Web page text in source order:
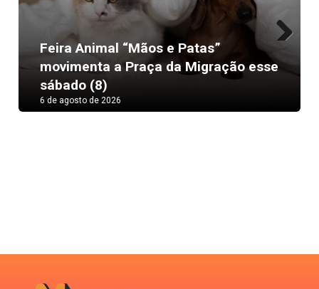
Feira Animal “Mãos e Patas”
movimenta a Praça da Migração esse
sábado (8)
6 de agosto de 2026
Next